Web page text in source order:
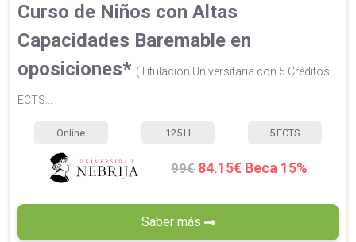
Curso de Niños con Altas
Capacidades Baremable en
oposiciones* (Titulación Universitaria con 5 Créditos
ECTS...
Online 125 H 5 ECTS
99€ 84.15€ Beca 15%
Saber más